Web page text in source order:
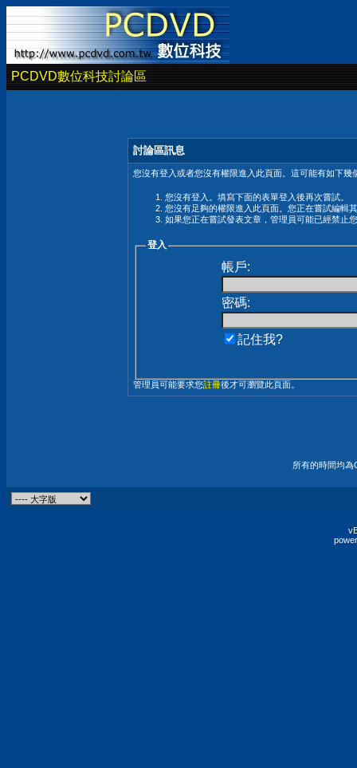
PCDVD數位科技討論區
討論區訊息
您沒有登入或者您沒有權限進入此頁面。這可能有如下幾
您沒有登入。填寫下面的表單登入後再次嘗試。
您沒有足夠的權限進入此頁面。您正在嘗試編輯
如果您正在嘗試發表文章，管理員可能已經禁止
登入
帳戶:
密碼:
記住我?
管理員可能要求您註冊後才可瀏覽此頁面。
所有的時間均為